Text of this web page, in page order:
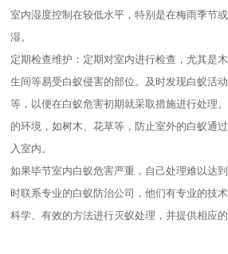
室内湿度控制在较低水平，特别是在梅雨季节
湿。
定期检查维护：定期对室内进行检查，尤其是
生间等易受白蚁侵害的部位。及时发现白蚁活
等，以便在白蚁危害初期就采取措施进行处理
的环境，如树木、花草等，防止室外的白蚁通
入室内。
如果毕节室内白蚁危害严重，自己处理难以达
时联系专业的白蚁防治公司，他们有专业的技
科学、有效的方法进行灭蚁处理，并提供相应的